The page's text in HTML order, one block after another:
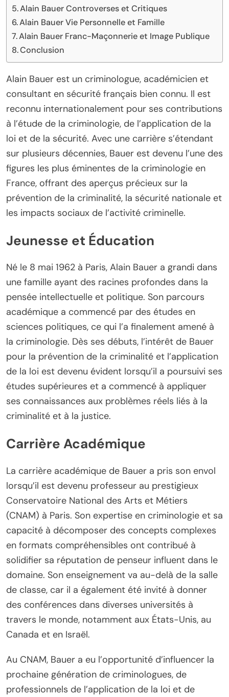
Alain Bauer Controverses et Critiques
Alain Bauer Vie Personnelle et Famille
Alain Bauer Franc-Maçonnerie et Image Publique
Conclusion
Alain Bauer est un criminologue, académicien et
consultant en sécurité français bien connu. Il est
reconnu internationalement pour ses contributions
à l’étude de la criminologie, de l’application de la
loi et de la sécurité. Avec une carrière s’étendant
sur plusieurs décennies, Bauer est devenu l’une des
figures les plus éminentes de la criminologie en
France, offrant des aperçus précieux sur la
prévention de la criminalité, la sécurité nationale et
les impacts sociaux de l’activité criminelle.
Jeunesse et Éducation
Né le 8 mai 1962 à Paris, Alain Bauer a grandi dans
une famille ayant des racines profondes dans la
pensée intellectuelle et politique. Son parcours
académique a commencé par des études en
sciences politiques, ce qui l’a finalement amené à
la criminologie. Dès ses débuts, l’intérêt de Bauer
pour la prévention de la criminalité et l’application
de la loi est devenu évident lorsqu’il a poursuivi ses
études supérieures et a commencé à appliquer
ses connaissances aux problèmes réels liés à la
criminalité et à la justice.
Carrière Académique
La carrière académique de Bauer a pris son envol
lorsqu’il est devenu professeur au prestigieux
Conservatoire National des Arts et Métiers
(CNAM) à Paris. Son expertise en criminologie et sa
capacité à décomposer des concepts complexes
en formats compréhensibles ont contribué à
solidifier sa réputation de penseur influent dans le
domaine. Son enseignement va au-delà de la salle
de classe, car il a également été invité à donner
des conférences dans diverses universités à
travers le monde, notamment aux États-Unis, au
Canada et en Israël.
Au CNAM, Bauer a eu l’opportunité d’influencer la
prochaine génération de criminologues, de
professionnels de l’application de la loi et de